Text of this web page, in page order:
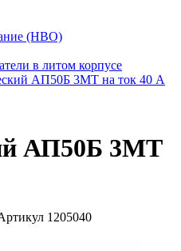
(НВО)
в литом корпусе
АП50Б 3МТ на ток 40 A
АП50Б 3МТ
1205040